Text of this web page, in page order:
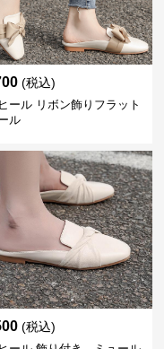
(税込)
ール リボン飾りフラット
ル
(税込)